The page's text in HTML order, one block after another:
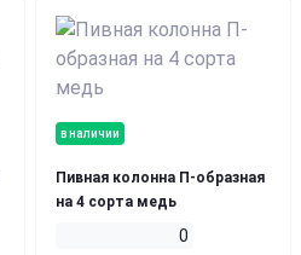
в наличии
Пивная колонна П-образная
на 4 сорта медь
0